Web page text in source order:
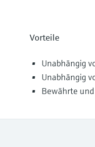
Vorteile
Unabhängig
Unabhängig
Bewährte